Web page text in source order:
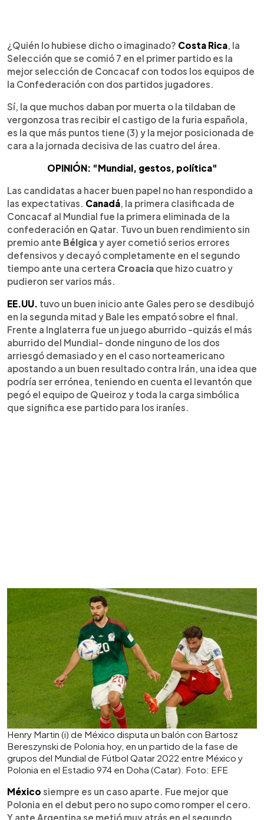
► Escuchar artículo
¿Quién lo hubiese dicho o imaginado? Costa Rica , la
Selección que se comió 7 en el primer partido es la
mejor selección de Concacaf con todos los equipos de
la Confederación con dos partidos jugadores.
Sí, la que muchos daban por muerta o la tildaban de
vergonzosa tras recibir el castigo de la furia española,
es la que más puntos tiene (3) y la mejor posicionada de
cara a la jornada decisiva de las cuatro del área.
OPINIÓN: "Mundial, gestos, política"
Las candidatas a hacer buen papel no han respondido a
las expectativas. Canadá , la primera clasificada de
Concacaf al Mundial fue la primera eliminada de la
confederación en Qatar. Tuvo un buen rendimiento sin
premio ante Bélgicay ayer cometió serios errores
defensivos y decayó completamente en el segundo
tiempo ante una certera Croacia que hizo cuatro y
pudieron ser varios más.
EE.UU. tuvo un buen inicio ante Gales pero se desdibujó
en la segunda mitad y Bale les empató sobre el final.
Frente a Inglaterra fue un juego aburrido -quizás el más
aburrido del Mundial- donde ninguno de los dos
arriesgó demasiado y en el caso norteamericano
apostando a un buen resultado contra Irán, una idea que
podría ser errónea, teniendo en cuenta el levantón que
pegó el equipo de Queiroz y toda la carga simbólica
que significa ese partido para los iraníes.
Henry Martin (i) de México disputa un balón con Bartosz
Bereszynski de Polonia hoy, en un partido de la fase de
grupos del Mundial de Fútbol Qatar 2022 entre México y
Polonia en el Estadio 974 en Doha (Catar). Foto: EFE
México siempre es un caso aparte. Fue mejor que
Polonia en el debut pero no supo como romper el cero.
Y ante Argentina se metió muy atrás en el segundo